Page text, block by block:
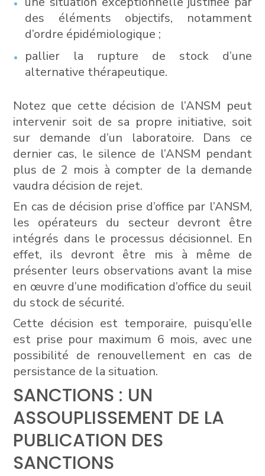
des éléments objectifs, notamment
d’ordre épidémiologique ;
pallier la rupture de stock d’une
alternative thérapeutique.
Notez que cette décision de l’ANSM peut
intervenir soit de sa propre initiative, soit
sur demande d’un laboratoire. Dans ce
dernier cas, le silence de l’ANSM pendant
plus de 2 mois à compter de la demande
vaudra décision de rejet.
En cas de décision prise d’office par l’ANSM,
les opérateurs du secteur devront être
intégrés dans le processus décisionnel. En
effet, ils devront être mis à même de
présenter leurs observations avant la mise
en œuvre d’une modification d’office du seuil
du stock de sécurité.
Cette décision est temporaire, puisqu’elle
est prise pour maximum 6 mois, avec une
possibilité de renouvellement en cas de
persistance de la situation.
SANCTIONS : UN
ASSOUPLISSEMENT DE LA
PUBLICATION DES
SANCTIONS